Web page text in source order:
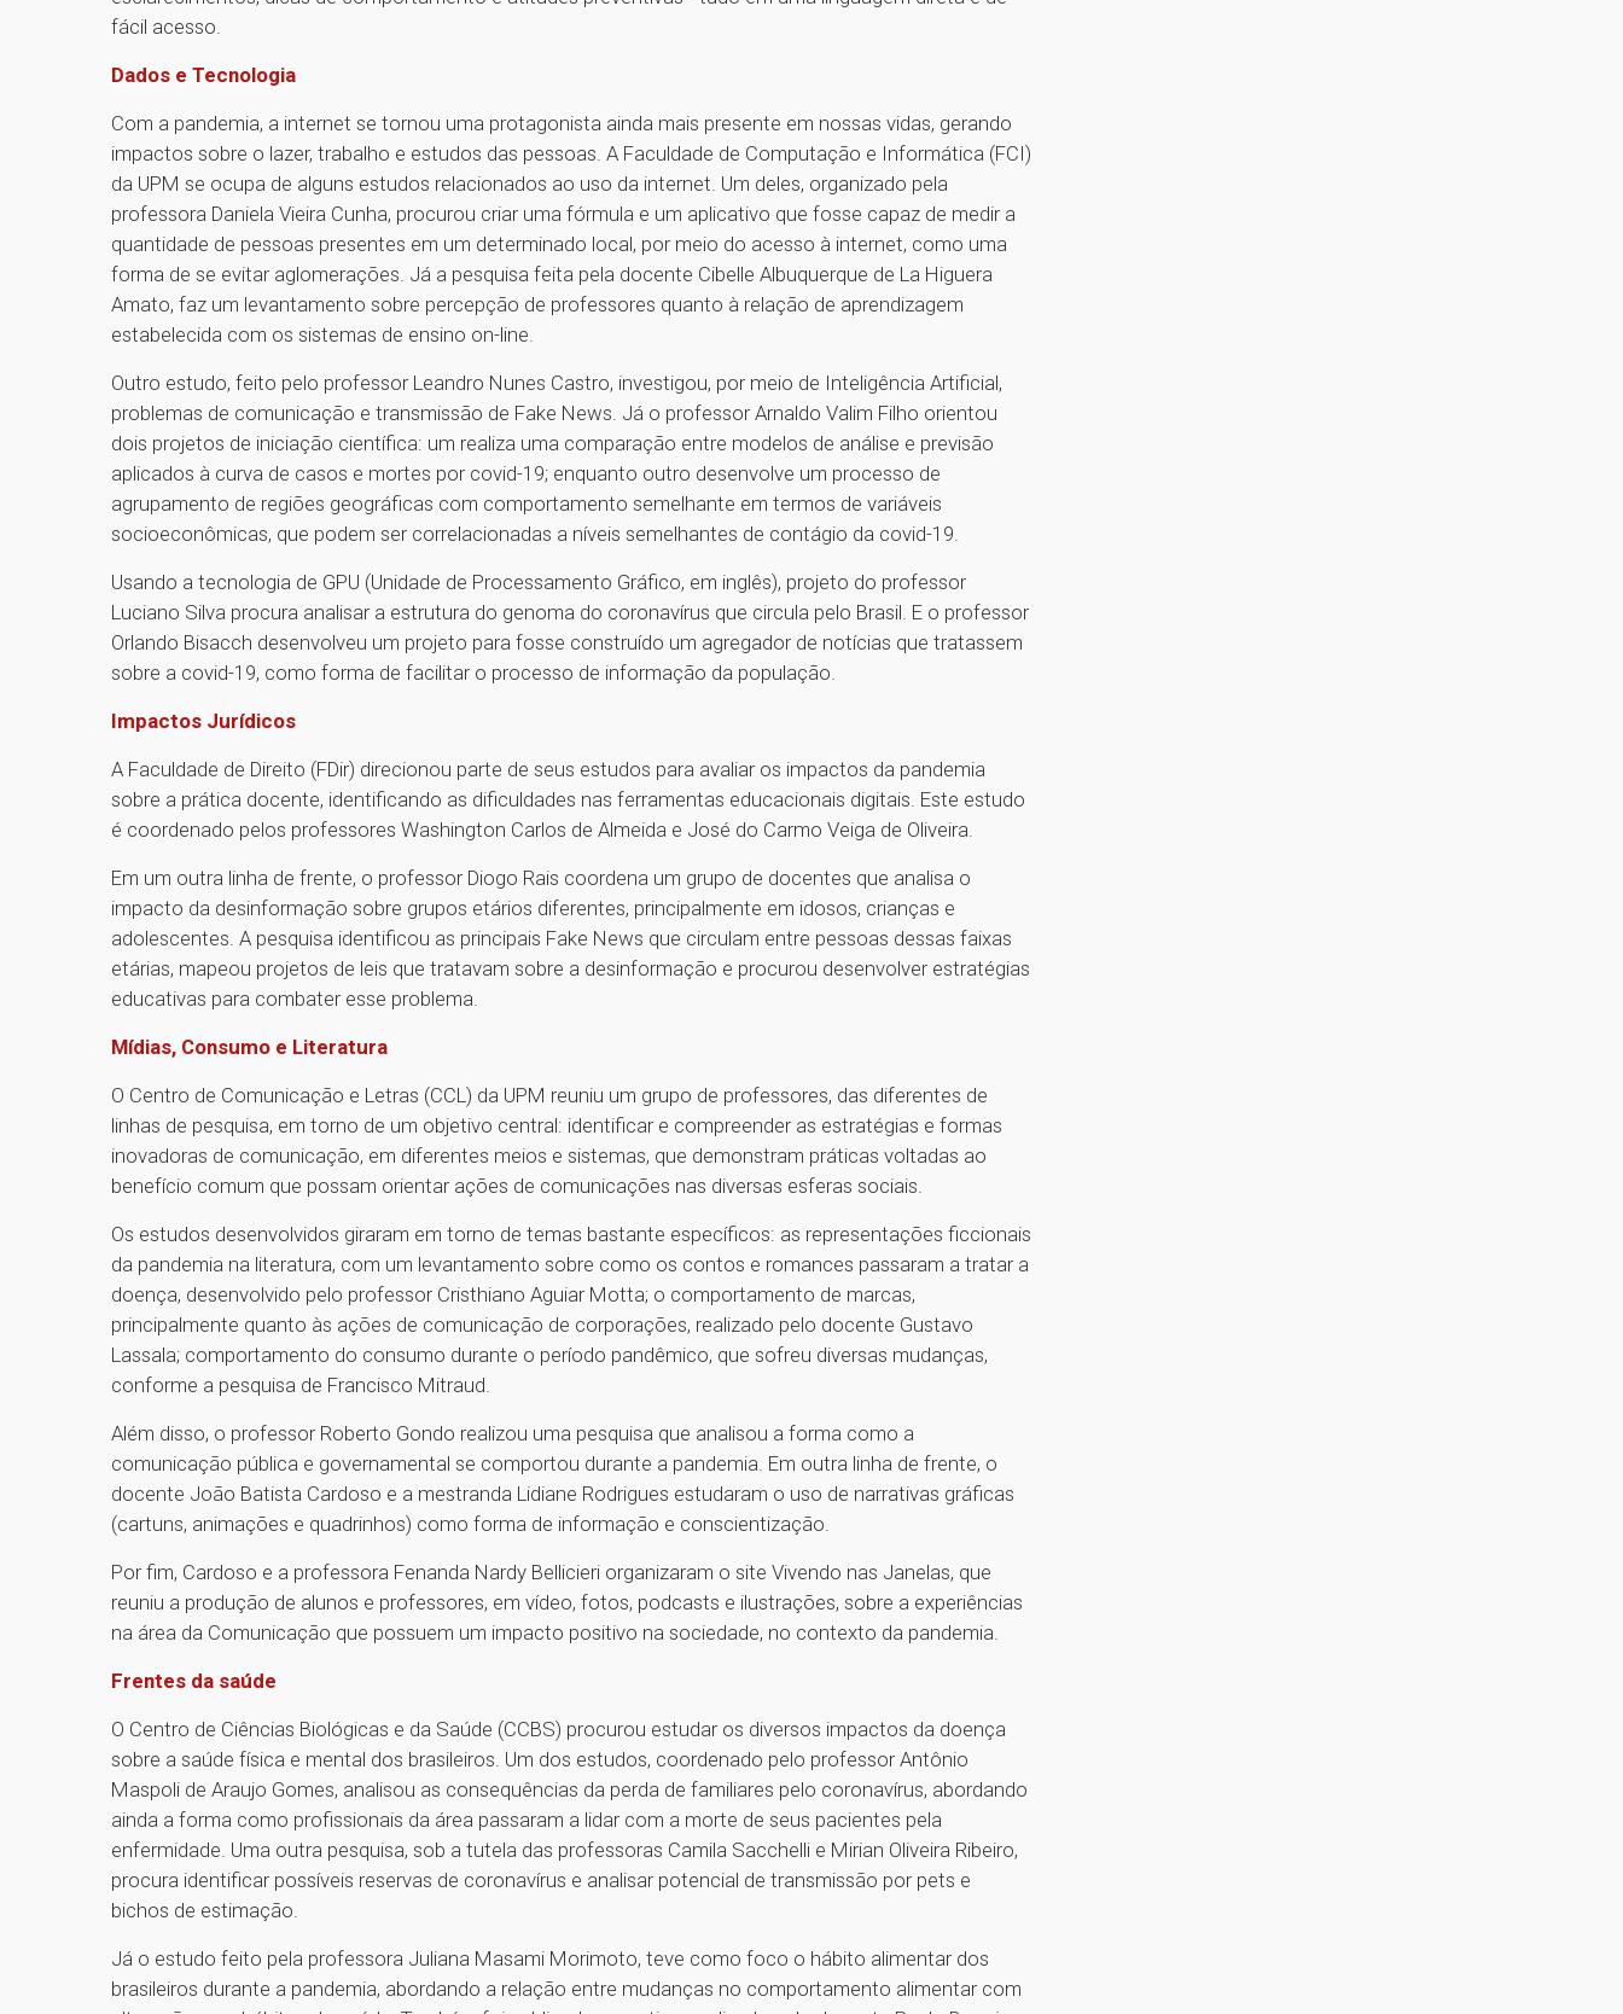
fácil acesso.
Dados e Tecnologia
Com a pandemia, a internet se tornou uma protagonista ainda mais presente em nossas vidas, gerando
impactos sobre o lazer, trabalho e estudos das pessoas. A Faculdade de Computação e Informática (FCI)
da UPM se ocupa de alguns estudos relacionados ao uso da internet. Um deles, organizado pela
professora Daniela Vieira Cunha, procurou criar uma fórmula e um aplicativo que fosse capaz de medir a
quantidade de pessoas presentes em um determinado local, por meio do acesso à internet, como uma
forma de se evitar aglomerações. Já a pesquisa feita pela docente Cibelle Albuquerque de La Higuera
Amato, faz um levantamento sobre percepção de professores quanto à relação de aprendizagem
estabelecida com os sistemas de ensino on-line.
Outro estudo, feito pelo professor Leandro Nunes Castro, investigou, por meio de Inteligência Artificial,
problemas de comunicação e transmissão de Fake News. Já o professor Arnaldo Valim Filho orientou
dois projetos de iniciação científica: um realiza uma comparação entre modelos de análise e previsão
aplicados à curva de casos e mortes por covid-19; enquanto outro desenvolve um processo de
agrupamento de regiões geográficas com comportamento semelhante em termos de variáveis
socioeconômicas, que podem ser correlacionadas a níveis semelhantes de contágio da covid-19.
Usando a tecnologia de GPU (Unidade de Processamento Gráfico, em inglês), projeto do professor
Luciano Silva procura analisar a estrutura do genoma do coronavírus que circula pelo Brasil. E o professor
Orlando Bisacch desenvolveu um projeto para fosse construído um agregador de notícias que tratassem
sobre a covid-19, como forma de facilitar o processo de informação da população.
Impactos Jurídicos
A Faculdade de Direito (FDir) direcionou parte de seus estudos para avaliar os impactos da pandemia
sobre a prática docente, identificando as dificuldades nas ferramentas educacionais digitais. Este estudo
é coordenado pelos professores Washington Carlos de Almeida e José do Carmo Veiga de Oliveira.
Em um outra linha de frente, o professor Diogo Rais coordena um grupo de docentes que analisa o
impacto da desinformação sobre grupos etários diferentes, principalmente em idosos, crianças e
adolescentes. A pesquisa identificou as principais Fake News que circulam entre pessoas dessas faixas
etárias, mapeou projetos de leis que tratavam sobre a desinformação e procurou desenvolver estratégias
educativas para combater esse problema.
Mídias, Consumo e Literatura
O Centro de Comunicação e Letras (CCL) da UPM reuniu um grupo de professores, das diferentes de
linhas de pesquisa, em torno de um objetivo central: identificar e compreender as estratégias e formas
inovadoras de comunicação, em diferentes meios e sistemas, que demonstram práticas voltadas ao
benefício comum que possam orientar ações de comunicações nas diversas esferas sociais.
Os estudos desenvolvidos giraram em torno de temas bastante específicos: as representações ficcionais
da pandemia na literatura, com um levantamento sobre como os contos e romances passaram a tratar a
doença, desenvolvido pelo professor Cristhiano Aguiar Motta; o comportamento de marcas,
principalmente quanto às ações de comunicação de corporações, realizado pelo docente Gustavo
Lassala; comportamento do consumo durante o período pandêmico, que sofreu diversas mudanças,
conforme a pesquisa de Francisco Mitraud.
Além disso, o professor Roberto Gondo realizou uma pesquisa que analisou a forma como a
comunicação pública e governamental se comportou durante a pandemia. Em outra linha de frente, o
docente João Batista Cardoso e a mestranda Lidiane Rodrigues estudaram o uso de narrativas gráficas
(cartuns, animações e quadrinhos) como forma de informação e conscientização.
Por fim, Cardoso e a professora Fenanda Nardy Bellicieri organizaram o site Vivendo nas Janelas, que
reuniu a produção de alunos e professores, em vídeo, fotos, podcasts e ilustrações, sobre a experiências
na área da Comunicação que possuem um impacto positivo na sociedade, no contexto da pandemia.
Frentes da saúde
O Centro de Ciências Biológicas e da Saúde (CCBS) procurou estudar os diversos impactos da doença
sobre a saúde física e mental dos brasileiros. Um dos estudos, coordenado pelo professor Antônio
Maspoli de Araujo Gomes, analisou as consequências da perda de familiares pelo coronavírus, abordando
ainda a forma como profissionais da área passaram a lidar com a morte de seus pacientes pela
enfermidade. Uma outra pesquisa, sob a tutela das professoras Camila Sacchelli e Mirian Oliveira Ribeiro,
procura identificar possíveis reservas de coronavírus e analisar potencial de transmissão por pets e
bichos de estimação.
Já o estudo feito pela professora Juliana Masami Morimoto, teve como foco o hábito alimentar dos
brasileiros durante a pandemia, abordando a relação entre mudanças no comportamento alimentar com